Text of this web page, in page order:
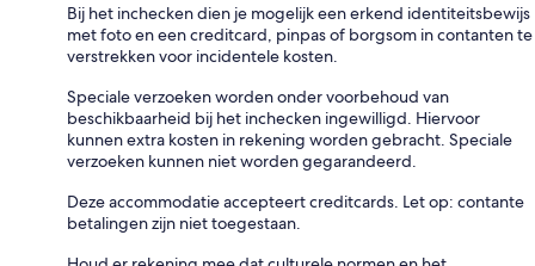
Bij het inchecken dien je mogelijk een erkend identiteitsbewijs
met foto en een creditcard, pinpas of borgsom in contanten te
verstrekken voor incidentele kosten.
Speciale verzoeken worden onder voorbehoud van
beschikbaarheid bij het inchecken ingewilligd. Hiervoor
kunnen extra kosten in rekening worden gebracht. Speciale
verzoeken kunnen niet worden gegarandeerd.
Deze accommodatie accepteert creditcards. Let op: contante
betalingen zijn niet toegestaan.